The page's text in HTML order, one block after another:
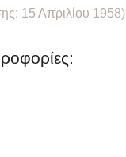
15 Απριλίου 1958)